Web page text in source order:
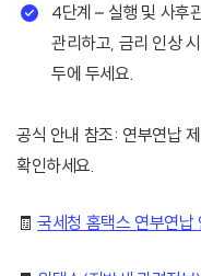
4단계 – 실행 및 사후
관리하고, 금리 인상
두에 두세요.
공식 안내 참조: 연부연납
확인하세요.
🧾국세청 홈택스 연부연납